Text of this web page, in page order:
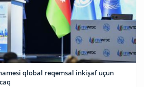
qlobal rəqəmsal inkişaf üçün